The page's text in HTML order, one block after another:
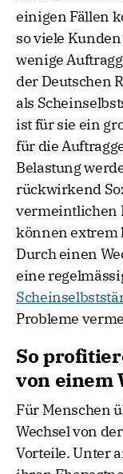
noch viele
einigen Fällen
so viele
wenige
der Deutschen
als
ist für sie ein
für die
Belastung
rückwirkend
vermeintlichen
können extrem
Durch einen
eine
So
von einem
Für Menschen
Wechsel von
Vorteile. Unter